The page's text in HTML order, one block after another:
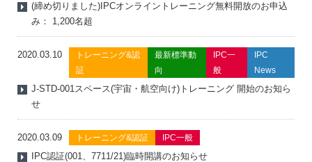
(締め切りました)IPCオンライントレーニング無料開放のお申込
み： 1,200名超
2020.03.10
トレーニング&認
証
最新標準動
向
IPC一
般
IPC
News
J-STD-001スペース(宇宙・航空向け)トレーニング 開始のお知ら
せ
2020.03.09 トレーニング&認証 IPC一般
IPC認証(001、7711/21)臨時開講のお知らせ